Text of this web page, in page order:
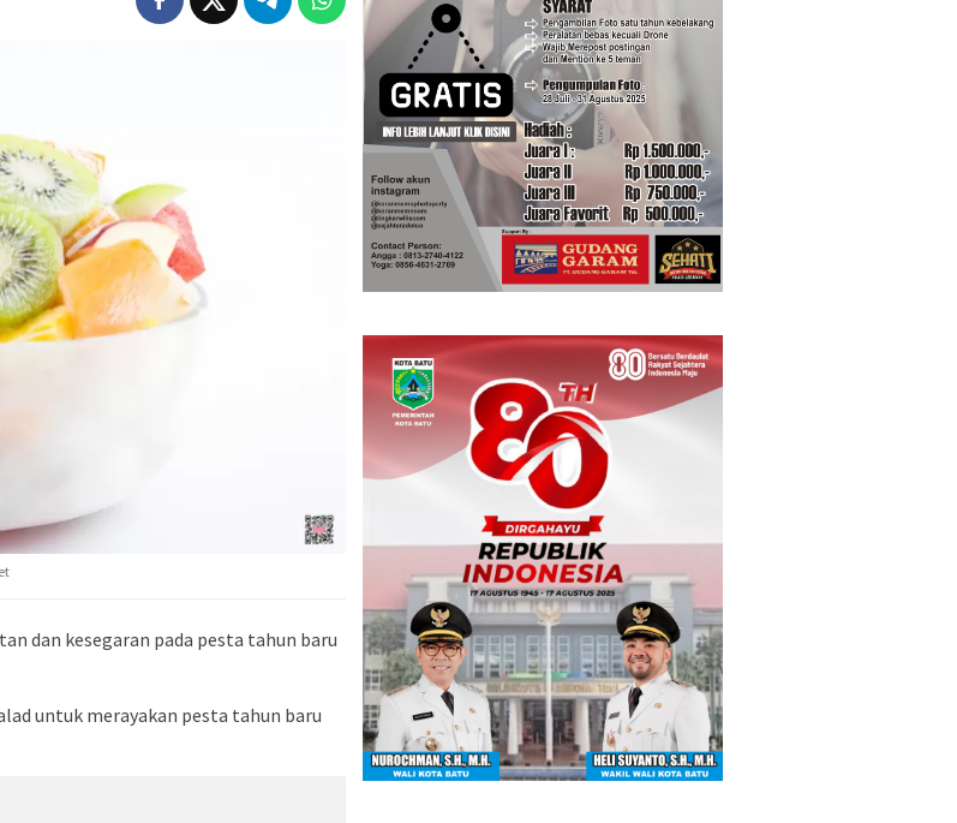
dan kesegaran pada pesta tahun baru
untuk merayakan pesta tahun baru